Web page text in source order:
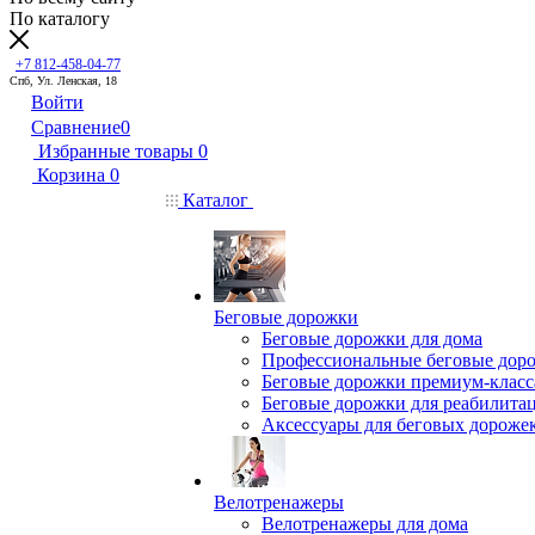
По каталогу
+7 812-458-04-77
Спб, Ул. Ленская, 18
Войти
Сравнение0
Избранные товары 0
Корзина 0
Каталог
Беговые дорожки
Беговые дорожки для дома
Профессиональные беговые
Беговые дорожки премиум-
Беговые дорожки для
Аксессуары для беговых
Велотренажеры
Велотренажеры для дома